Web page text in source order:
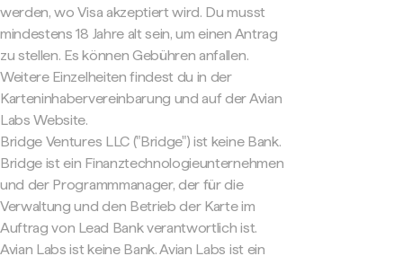
werden, wo Visa akzeptiert wird. Du musst
mindestens 18 Jahre alt sein, um einen Antrag
zu stellen. Es können Gebühren anfallen.
Weitere Einzelheiten findest du in der
Karteninhabervereinbarung und auf der Avian
Labs Website.
Bridge Ventures LLC ("Bridge") ist keine Bank.
Bridge ist ein Finanztechnologieunternehmen
und der Programmmanager, der für die
Verwaltung und den Betrieb der Karte im
Auftrag von Lead Bank verantwortlich ist.
Avian Labs ist keine Bank. Avian Labs ist ein